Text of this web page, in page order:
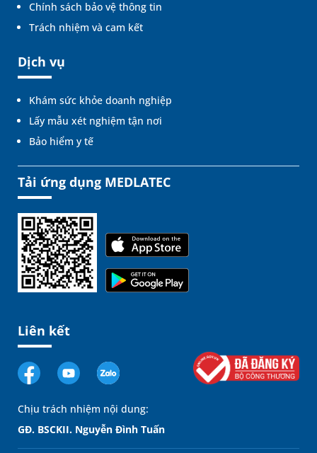
Chính sách bảo vệ thông tin
Trách nhiệm và cam kết
Dịch vụ
Khám sức khỏe doanh nghiệp
Lấy mẫu xét nghiệm tận nơi
Bảo hiểm y tế
Tải ứng dụng MEDLATEC
Liên kết
Chịu trách nhiệm nội dung:
GĐ. BSCKII. Nguyễn Đình Tuấn